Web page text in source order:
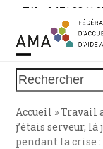
Skip
content
Tél. : 0471 38 11
Rechercher
Open
mobile
menu
Close
mobile
menu
Accueil »Travail
j’étais serveur, là
pendant la crise :